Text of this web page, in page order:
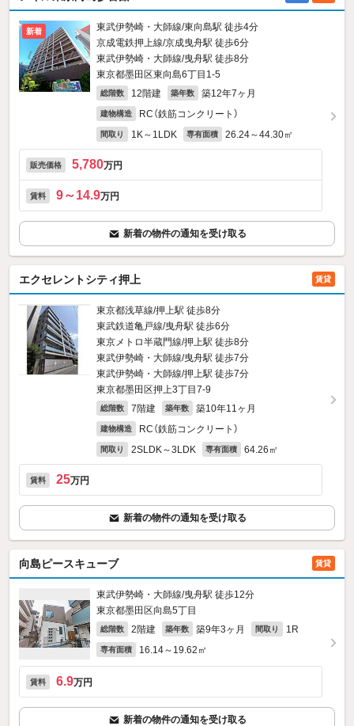
新着
東武伊勢崎・大師線/東向島駅 徒歩4分
京成電鉄押上線/京成曳舟駅 徒歩6分
東武伊勢崎・大師線/曳舟駅 徒歩8分
東京都墨田区東向島6丁目1-5
総階数 12階建 築年数 築12年7ヶ月
建物構造 RC（鉄筋コンクリート）
間取り 1K～1LDK 専有面積 26.24～44.30㎡
販売価格 5,780万円
賃料 9～14.9万円
新着の物件の通知を受け取る
エクセレントシティ押上 賃貸
東京都浅草線/押上駅 徒歩8分
東武鉄道亀戸線/曳舟駅 徒歩6分
東京メトロ半蔵門線/押上駅 徒歩8分
東武伊勢崎・大師線/曳舟駅 徒歩7分
東武伊勢崎・大師線/押上駅 徒歩7分
東京都墨田区押上3丁目7-9
総階数 7階建 築年数 築10年11ヶ月
建物構造 RC（鉄筋コンクリート）
間取り 2SLDK～3LDK 専有面積 64.26㎡
賃料 25万円
新着の物件の通知を受け取る
向島ピースキューブ 賃貸
東武伊勢崎・大師線/曳舟駅 徒歩12分
東京都墨田区向島5丁目
総階数 2階建 築年数 築9年3ヶ月 間取り 1R
専有面積 16.14～19.62㎡
賃料 6.9万円
新着の物件の通知を受け取る